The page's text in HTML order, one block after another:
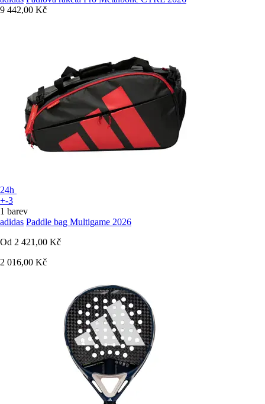
9 442,00 Kč
24h
+-3
1 barev
adidas Paddle bag Multigame 2026
Od 2 421,00 Kč
2 016,00 Kč